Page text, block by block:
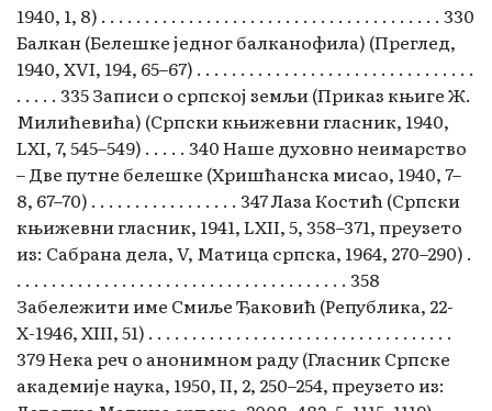
1940, 1, 8) . . . . . . . . . . . . . . . . . . . . . . . . . . . . . . . . . . . . . . . 330
Балкан (Белешке једног балканофила) (Преглед,
1940, ХVI, 194, 65–67) . . . . . . . . . . . . . . . . . . . . . . . . . . . . . . . .
. . . . . 335 Записи о српској земљи (Приказ књиге Ж.
Милићевића) (Српски књижевни гласник, 1940,
LХI, 7, 545–549) . . . . . 340 Наше духовно неимарство
– Две путне белешке (Хришћанска мисао, 1940, 7–
8, 67–70) . . . . . . . . . . . . . . . . . 347 Лаза Костић (Српски
књижевни гласник, 1941, LXII, 5, 358–371, преузето
из: Сабрана дела, V, Матица српска, 1964, 270–290) .
. . . . . . . . . . . . . . . . . . . . . . . . . . . . . . . . . . . . . . 358
Забележити име Смиље Ђаковић (Република, 22-
Х-1946, XIII, 51) . . . . . . . . . . . . . . . . . . . . . . . . . . . . . . . . . . .
379 Нека реч о анонимном раду (Гласник Српске
академије наука, 1950, II, 2, 250–254, преузето из: